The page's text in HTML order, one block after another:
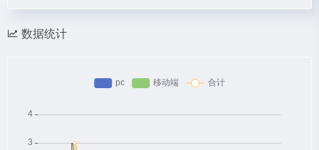
数据统计